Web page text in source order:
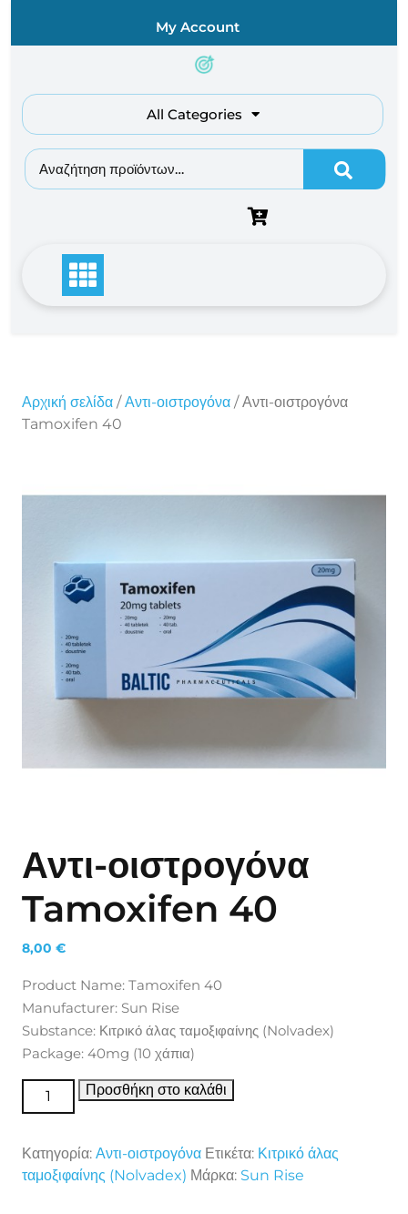
My Account
All Categories
Αναζήτηση για:
Αρχική σελίδα /Αντι-οιστρογόνα / Αντι-οιστρογόνα
Tamoxifen 40
Αντι-οιστρογόνα
Tamoxifen 40
8,00 €
Product Name: Tamoxifen 40
Manufacturer: Sun Rise
Substance: Κιτρικό άλας ταμοξιφαίνης (Nolvadex)
Package: 40mg (10 χάπια)
Αντι-οιστρογόνα Tamoxifen 40 ποσότητα
Προσθήκη στο καλάθι
Κατηγορία: Αντι-οιστρογόνα Ετικέτα: Κιτρικό άλας
ταμοξιφαίνης (Nolvadex) Μάρκα: Sun Rise